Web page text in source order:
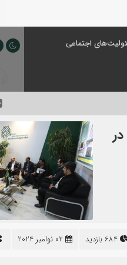
اجتماعی